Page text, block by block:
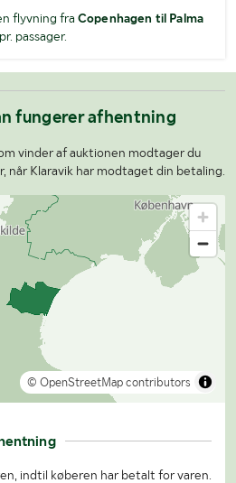
flyvning fra Copenhagen til Palma
pr. passager.
fungerer afhentning
vinder af auktionen modtager du
Klaravik har modtaget din betaling.
© OpenStreetMap contributors
indtil køberen har betalt for varen.